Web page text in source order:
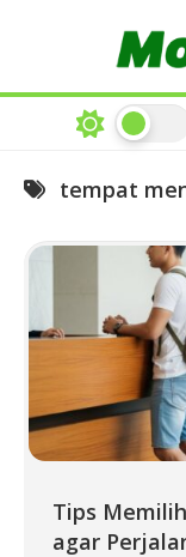
tempat
Tips
agar